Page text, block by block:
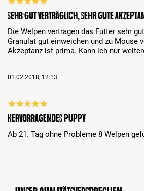
Bewertung mit 5 von 5 Sternen
sehr gut verträglich, sehr gute
Die Welpen vertragen das Futter sehr
Granulat gut einweichen und zu Mouse
Akzeptanz ist prima. Kann ich nur
01.02.2018, 12:13
Bewertung mit 5 von 5 Sternen
Hervorragendes Puppy
Ab 21. Tag ohne Probleme 8 Welpen